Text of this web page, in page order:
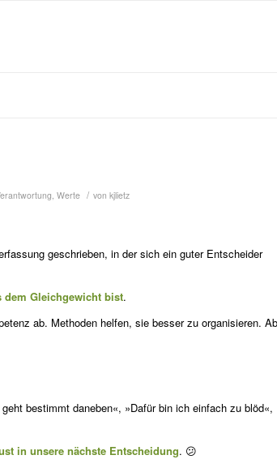
, Werte / von kjlietz
geschrieben, in der sich ein guter Entscheider
dem Gleichgewicht bist.
ab. Methoden helfen, sie bes­ser zu organisieren.
bestimmt daneben«, »Dafür bin ich einfach zu blöd«,
in unsere nächste Entscheidung. 😕